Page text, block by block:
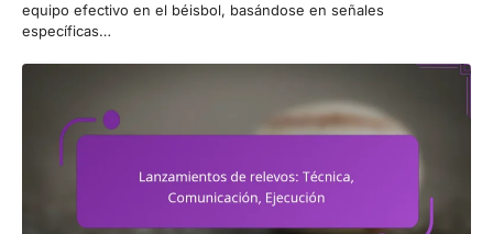
equipo efectivo en el béisbol, basándose en señales
específicas…